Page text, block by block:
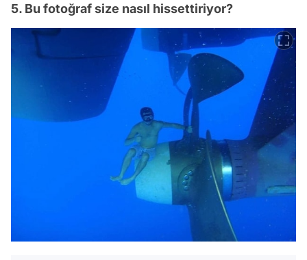
5. Bu fotoğraf size nasıl hissettiriyor?